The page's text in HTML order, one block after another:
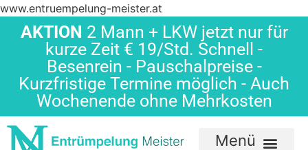
www.entruempelung-meister.at
AKTION 2 Mann + LKW jetzt nur für
kurze Zeit € 19/Std. Schnell -
Besenrein - Pauschalpreise -
Kurzfristige Termine möglich - Auch
Wochenende ohne Mehrkosten